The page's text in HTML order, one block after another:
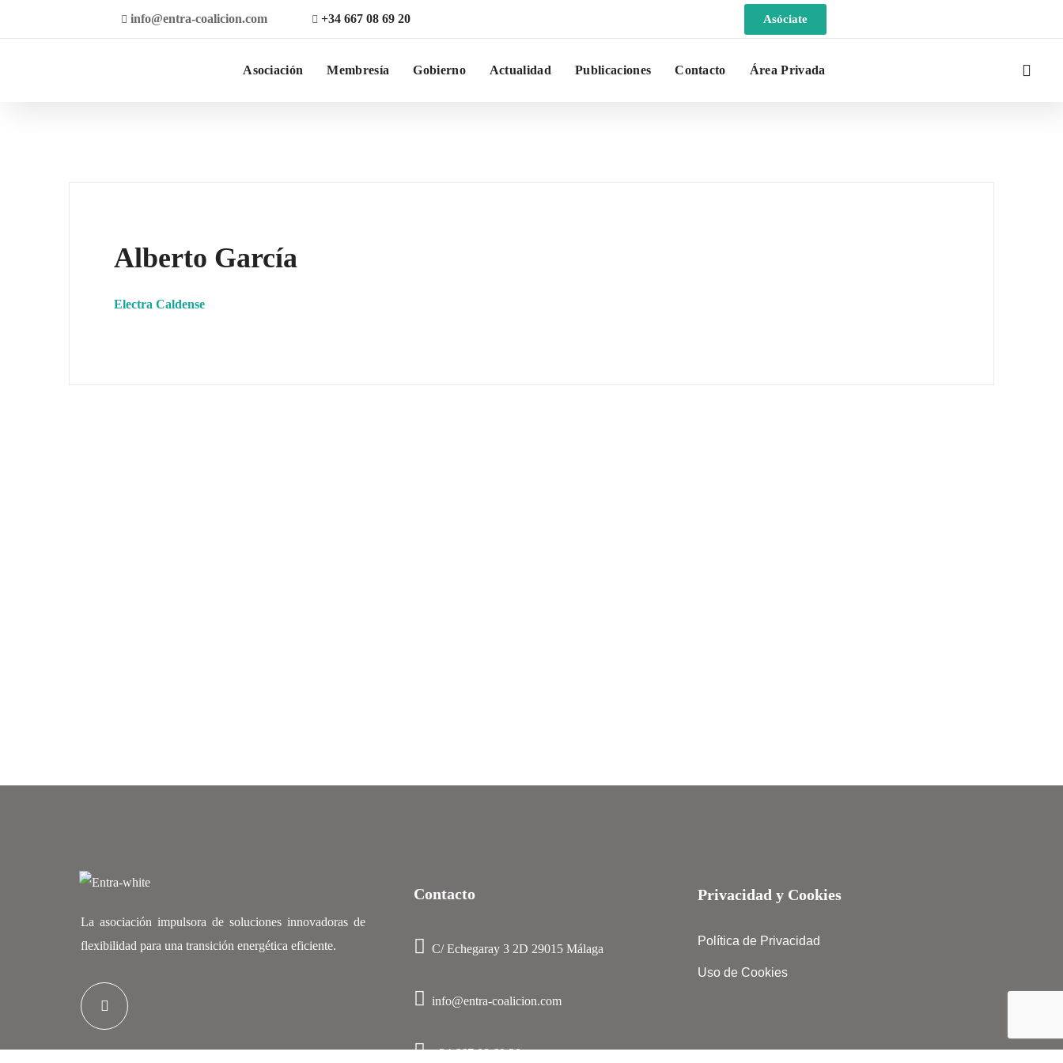
info@entra-coalicion.com +34 667 08 69 20 Asóciate
Asociación Membresía Gobierno Actualidad Publicaciones Contacto Área Privada
Alberto García
Electra Caldense
La asociación impulsora de soluciones innovadoras de
flexibilidad para una transición energética eficiente.
Contacto
C/ Echegaray 3 2D 29015 Málaga
info@entra-coalicion.com
+34 667 08 69 20
Privacidad y Cookies
Política de Privacidad
Uso de Cookies